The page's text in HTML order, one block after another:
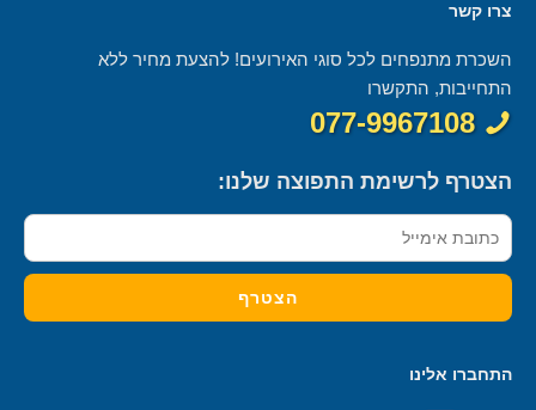
צרו קשר
השכרת מתנפחים לכל סוגי האירועים! להצעת מחיר ללא
התחייבות, התקשרו
077-9967108
הצטרף לרשימת התפוצה שלנו:
התחברו אלינו